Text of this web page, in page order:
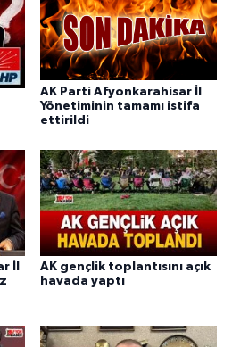
AK Parti Afyonkarahisar İl
Yönetiminin tamamı istifa
ettirildi
İl
AK gençlik toplantısını açık
havada yaptı